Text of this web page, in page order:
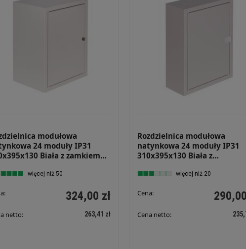
modułowa
24 moduły IP31
Biała z zamkiem
więcej niż 50
324,00 zł
netto: 263,41 zł
Rozdzielnica modułowa
natynkowa 24 moduły IP31
310x395x130 Biała z
więcej niż 20
Cena:
Cena netto: